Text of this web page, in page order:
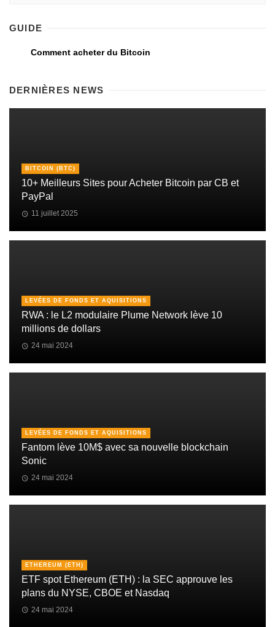
GUIDE
Comment acheter du Bitcoin
DERNIÈRES NEWS
BITCOIN (BTC)
10+ Meilleurs Sites pour Acheter Bitcoin par CB et
PayPal
11 juillet 2025
LEVÉES DE FONDS ET AQUISITIONS
RWA : le L2 modulaire Plume Network lève 10
millions de dollars
24 mai 2024
LEVÉES DE FONDS ET AQUISITIONS
Fantom lève 10M$ avec sa nouvelle blockchain
Sonic
24 mai 2024
ETHEREUM (ETH)
ETF spot Ethereum (ETH) : la SEC approuve les
plans du NYSE, CBOE et Nasdaq
24 mai 2024